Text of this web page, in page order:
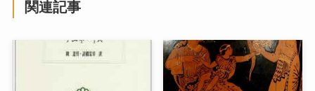
関連記事